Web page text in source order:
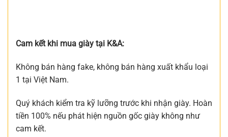
Cam kết khi mua giày tại K&A:
Không bán hàng fake, không bán hàng xuất khẩu loại
1 tại Việt Nam.
Quý khách kiểm tra kỹ lưỡng trước khi nhận giày. Hoàn
tiền 100% nếu phát hiện nguồn gốc giày không như
cam kết.